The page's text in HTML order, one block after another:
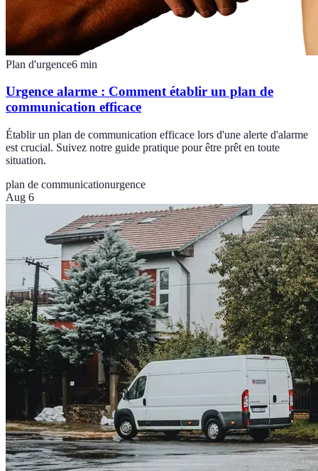
Plan d'urgence6 min
Urgence alarme : Comment établir un plan de
communication efficace
Établir un plan de communication efficace lors d'une alerte d'alarme
est crucial. Suivez notre guide pratique pour être prêt en toute
situation.
plan de communicationurgence
Aug 6